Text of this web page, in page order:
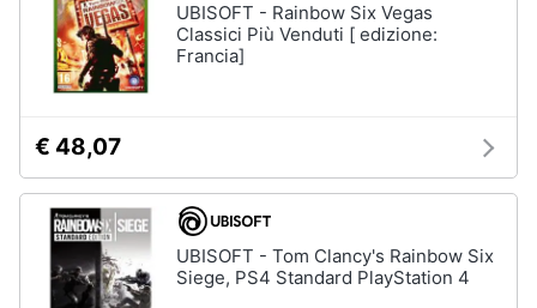
UBISOFT - Rainbow Six Vegas
Classici Più Venduti [ edizione:
Francia]
€ 48,07
UBISOFT - Tom Clancy's Rainbow Six
Siege, PS4 Standard PlayStation 4